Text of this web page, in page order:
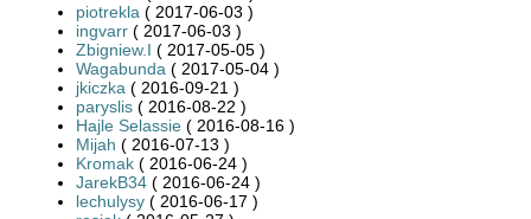
piotrekla ( 2017-06-03 )
ingvarr ( 2017-06-03 )
Zbigniew.I ( 2017-05-05 )
Wagabunda ( 2017-05-04 )
jkiczka ( 2016-09-21 )
paryslis ( 2016-08-22 )
Hajle Selassie ( 2016-08-16 )
Mijah ( 2016-07-13 )
Kromak ( 2016-06-24 )
JarekB34 ( 2016-06-24 )
lechulysy ( 2016-06-17 )